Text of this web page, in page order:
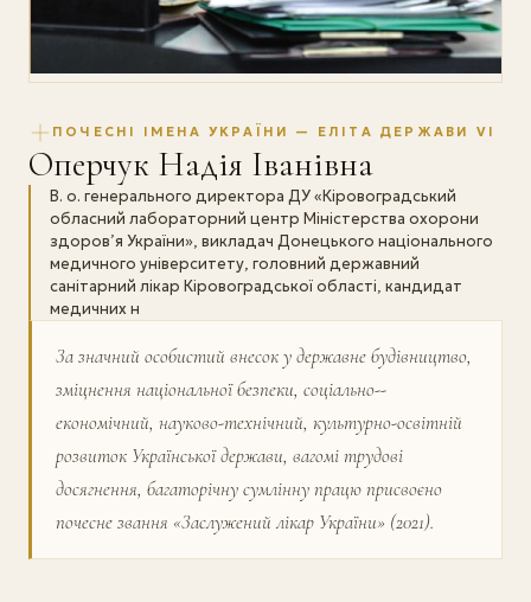
ПОЧЕСНІ ІМЕНА УКРАЇНИ — ЕЛІТА ДЕРЖАВИ VI
Оперчук Надія Іванівна
В. о. генерального директора ДУ «Кіровоградський
обласний лабораторний центр Міністерства охорони
здоров’я України», викладач Донецького національного
медичного університету, головний державний
санітарний лікар Кіровоградської області, кандидат
медичних н
За значний особистий внесок у державне будівництво,
зміцнення національної безпеки, соціально-­
економічний, науково-технічний, культурно-освітній
розвиток Української держави, вагомі трудові
досягнення, багаторічну сумлінну працю присвоєно
почесне звання «Заслужений лікар України» (2021).